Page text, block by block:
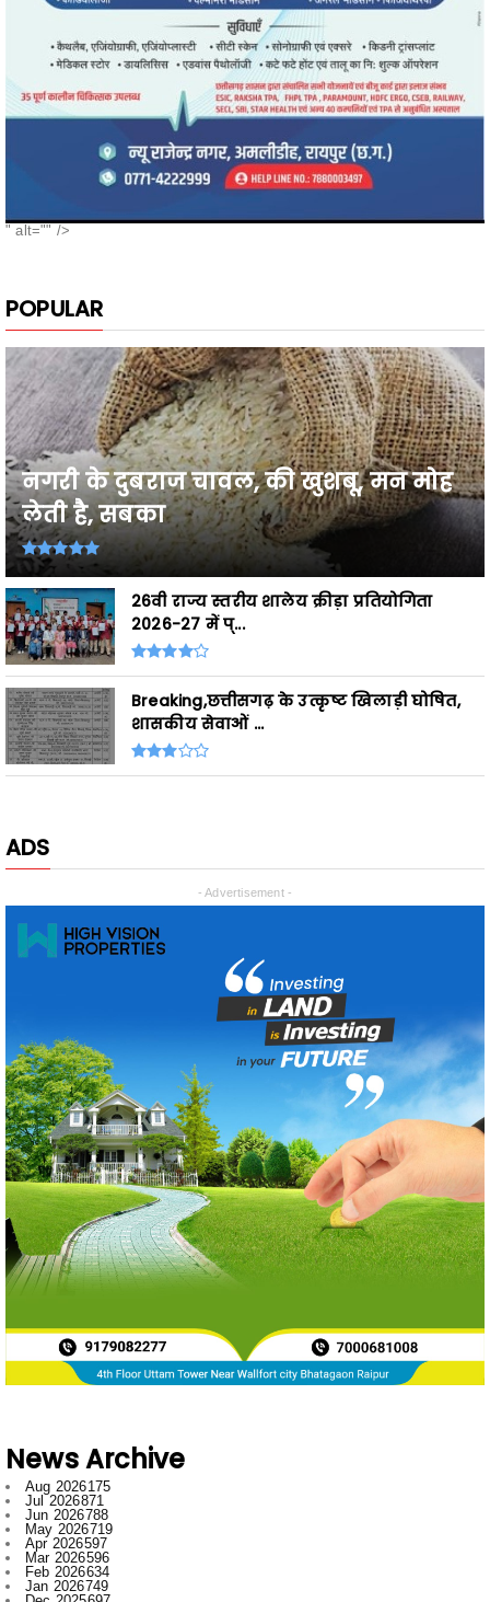
POPULAR
नगरी के दुबराज चावल, की खुशबू, मन मोह
लेती है, सबका
26वी राज्य स्तरीय शालेय क्रीड़ा प्रतियोगिता
2026-27 में प्...
Breaking,छत्तीसगढ़ के उत्कृष्ट खिलाड़ी घोषित,
शासकीय सेवाओं ...
ADS
News Archive
Jun 2026
788
May 2026719
Apr 2026597
Mar 2026596
Feb 2026634
Jan 2026749
Dec 2025697
Nov 2025592
Oct 2025546
Sept 2025662
Aug 2025669